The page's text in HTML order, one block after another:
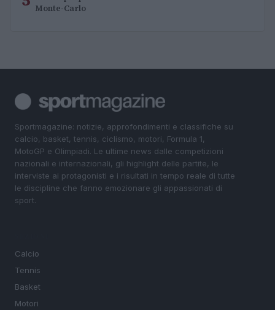
Monte-Carlo
Sportmagazine: notizie, approfondimenti e classifiche su
calcio, basket, tennis, ciclismo, motori, Formula 1,
MotoGP e Olimpiadi. Le ultime news dalle competizioni
nazionali e internazionali, gli highlight delle partite, le
interviste ai protagonisti e i risultati in tempo reale di tutte
le discipline che fanno emozionare gli appassionati di
sport.
Calcio
Tennis
Basket
Motori